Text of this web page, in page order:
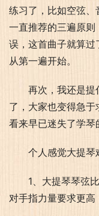
练习了，比如空弦
一直推荐的三遍原
误，这首曲子就算
从第一遍开始。
再次，我还是提
了，大家也变得急
看来早已迷失了学琴
个人感觉大提琴
1、大提琴琴弦
对手指力量要求更高